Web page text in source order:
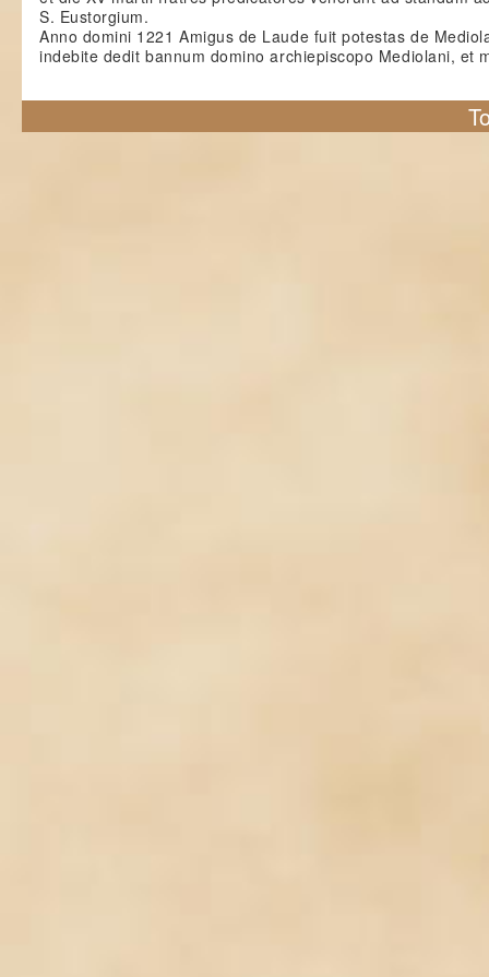
S. Eustorgium.
Anno domini 1221 Amigus de Laude fuit potestas de
indebite dedit bannum domino archiepiscopo Mediolani, et